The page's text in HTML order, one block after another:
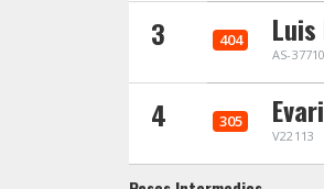
3 404 Luis
AS-
4 305
V22113